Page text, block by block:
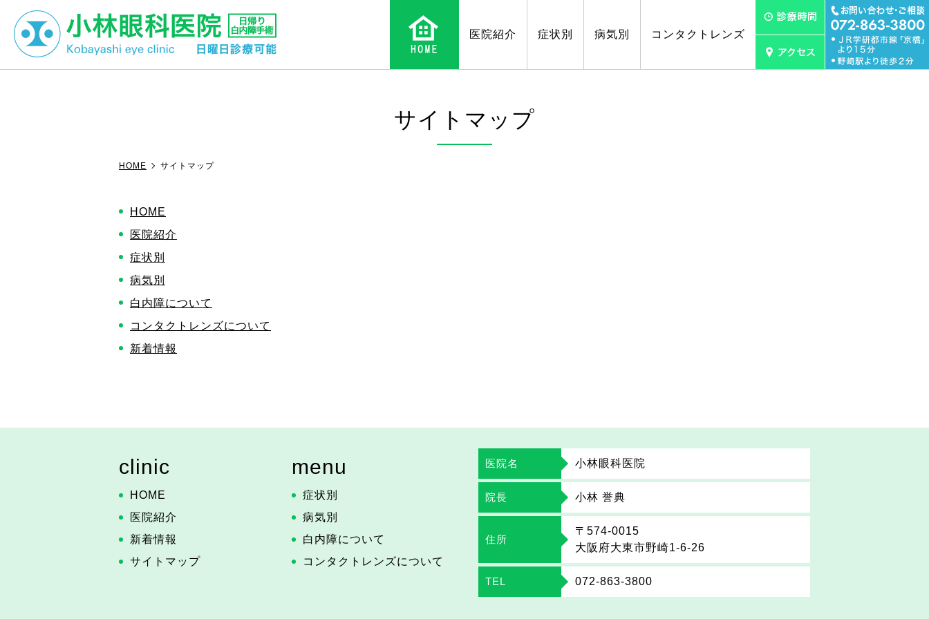
医院紹介 症状別 病気別 コンタクトレンズ
サイトマップ
HOME サイトマップ
HOME
医院紹介
症状別
病気別
白内障について
コンタクトレンズについて
新着情報
clinic
HOME
医院紹介
新着情報
サイトマップ
menu
症状別
病気別
白内障について
コンタクトレンズについて
医院名 小林眼科医院
院長 小林 誉典
住所
〒574-0015
大阪府大東市野崎1-6-26
TEL 072-863-3800